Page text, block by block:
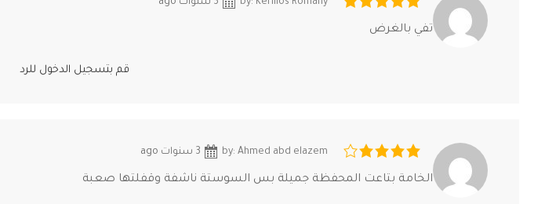
تفي بالغرض
قم بتسجيل الدخول للرد
by: Ahmed abd elazem
الخامة بتاعت المحفظة جميلة بس السوستة ناشفة وقفلتها صعبة